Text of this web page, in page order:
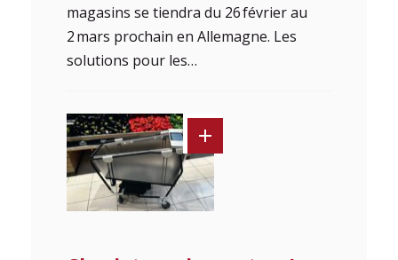
magasins se tiendra du 26 février au
2 mars prochain en Allemagne. Les
solutions pour les…